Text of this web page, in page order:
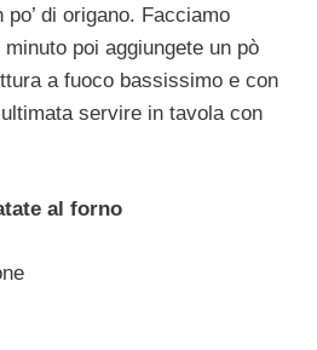
di origano. Facciamo
poi aggiungete un pò
a fuoco bassissimo e con
servire in tavola con
al forno